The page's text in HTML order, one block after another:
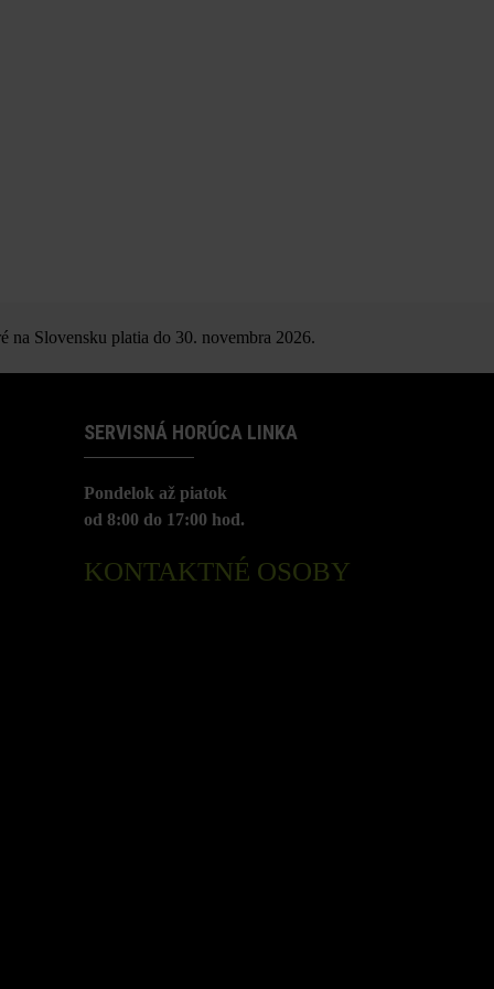
na Slovensku platia do 30. novembra 2026.
SERVISNÁ HORÚCA LINKA
Pondelok až piatok
od 8:00 do 17:00 hod.
KONTAKTNÉ OSOBY